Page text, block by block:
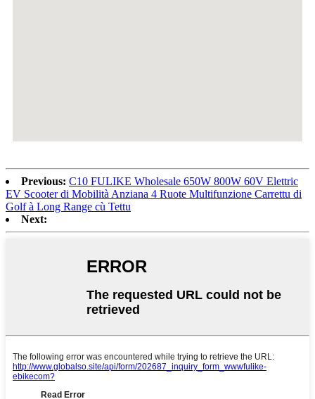
Previous: C10 FULIKE Wholesale 650W 800W 60V Elettric
EV Scooter di Mobilità Anziana 4 Ruote Multifunzione Carrettu di
Golf à Long Range cù Tettu
Next: